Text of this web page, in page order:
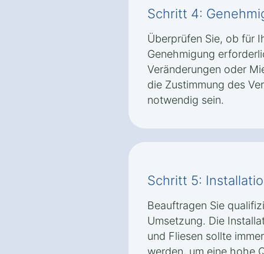
Schritt 4:
Überprüfen Sie, ob für
Genehmigung
Veränderungen oder
die Zustimmung des
notwendig sein.
Schritt 5:
Beauftragen Sie
Umsetzung. Die
und Fliesen sollte
werden, um eine hohe